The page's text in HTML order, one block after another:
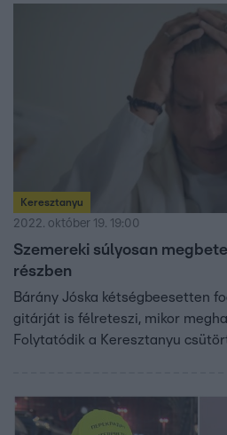
Keresztanyu
2022. október 19. 19:00
Szemereki súlyosan
részben
Bárány Jóska kétségbeesetten
gitárját is félreteszi, mikor
Folytatódik a Keresztanyu